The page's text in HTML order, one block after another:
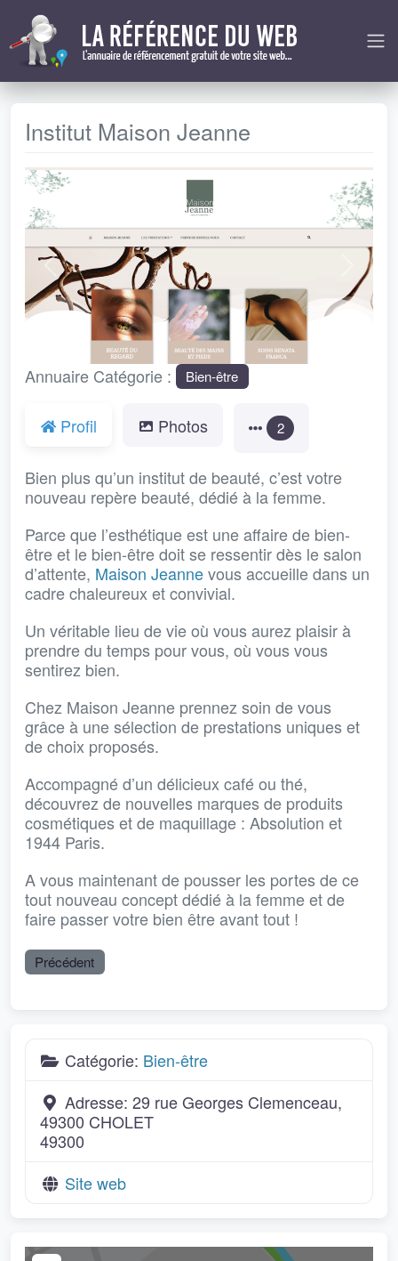
Institut Maison Jeanne
Précédent Next
Annuaire Catégorie : Bien-être
Profil Photos 2
Bien plus qu’un institut de beauté, c’est votre
nouveau repère beauté, dédié à la femme.
Parce que l’esthétique est une affaire de bien-
être et le bien-être doit se ressentir dès le salon
d’attente, Maison Jeannevous accueille dans un
cadre chaleureux et convivial.
Un véritable lieu de vie où vous aurez plaisir à
prendre du temps pour vous, où vous vous
sentirez bien.
Chez Maison Jeanne prennez soin de vous
grâce à une sélection de prestations uniques et
de choix proposés.
Accompagné d’un délicieux café ou thé,
découvrez de nouvelles marques de produits
cosmétiques et de maquillage : Absolution et
1944 Paris.
A vous maintenant de pousser les portes de ce
tout nouveau concept dédié à la femme et de
faire passer votre bien être avant tout !
Précédent
Catégorie: Bien-être
Adresse: 29 rue Georges Clemenceau,
49300 CHOLET
49300
Site web